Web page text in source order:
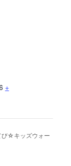
+
び☆キッズウォー